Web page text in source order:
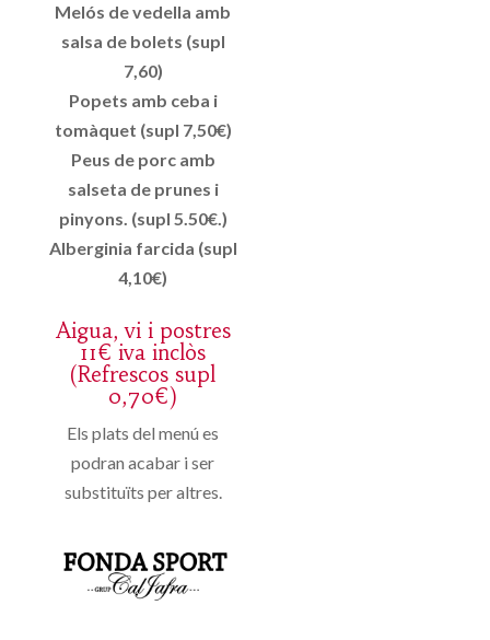
Melós de vedella amb
salsa de bolets (supl
7,60)
Popets amb ceba i
tomàquet (supl 7,50€)
Peus de porc amb
salseta de prunes i
pinyons. (supl 5.50€.)
Alberginia farcida (supl
4,10€)
Aigua, vi i postres
11€ iva inclòs
(Refrescos supl
0,70€)
Els plats del menú es
podran acabar i ser
substituïts per altres.